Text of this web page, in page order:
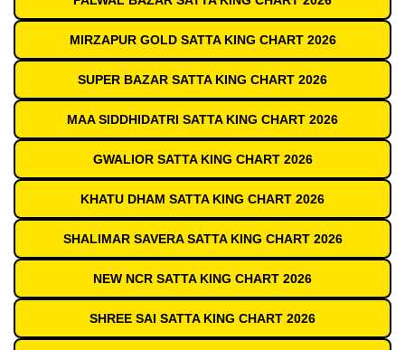
MIRZAPUR GOLD SATTA KING CHART 2026
SUPER BAZAR SATTA KING CHART 2026
MAA SIDDHIDATRI SATTA KING CHART 2026
GWALIOR SATTA KING CHART 2026
KHATU DHAM SATTA KING CHART 2026
SHALIMAR SAVERA SATTA KING CHART 2026
NEW NCR SATTA KING CHART 2026
SHREE SAI SATTA KING CHART 2026